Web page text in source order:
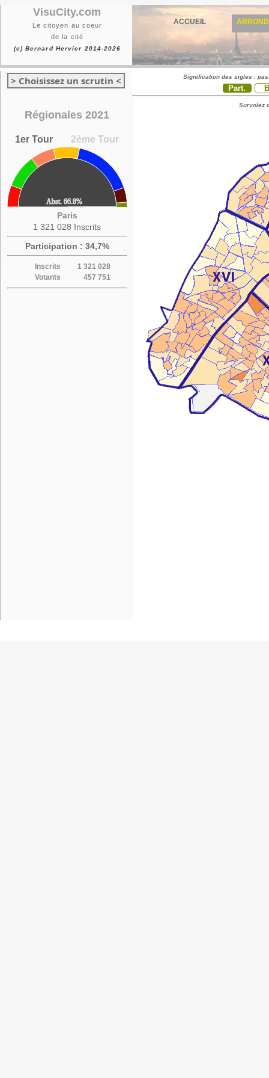
VisuCity.com
Le citoyen au coeur
de la cité
(c) Bernard Hervier 2014-2026
ACCUEIL
> Choisissez un scrutin <
Régionales 2021
1er Tour 2ème Tour
Paris
1 321 028 Inscrits
Participation : 34,7%
Inscrits
1 321 028
Votants
457 751
Signification des sigles :
Part.
Survolez